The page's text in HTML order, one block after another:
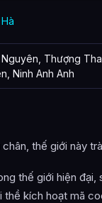
Thượng
Ninh Anh Anh
thế giới này
thế giới hiện
thề kích hoạt mã